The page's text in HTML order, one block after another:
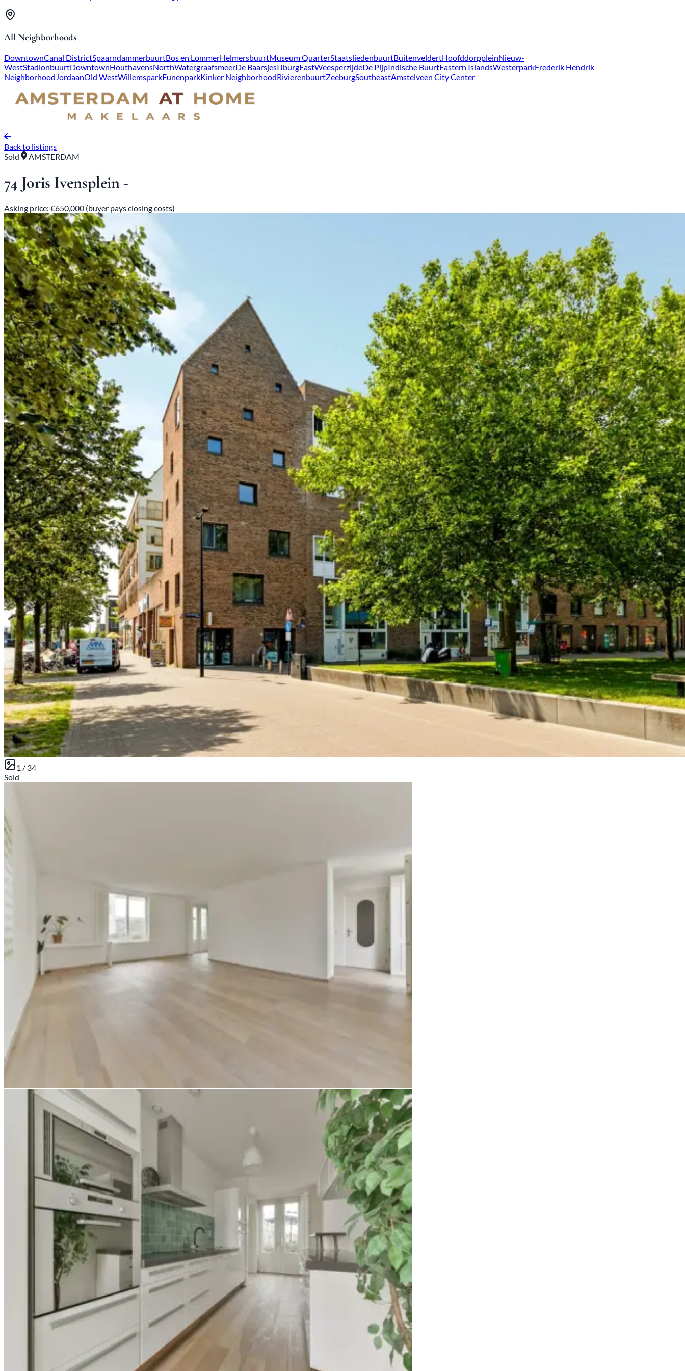
All Neighborhoods
DowntownCanal DistrictSpaarndammerbuurtBos en LommerHelmersbuurtMuseum QuarterStaatsliedenbuurtBuitenveldertHoofddorppleinNieuw-
WestStadionbuurtDowntownHouthavensNorthWatergraafsmeerDe BaarsjesIJburgEastWeesperzijdeDe PijpIndische BuurtEastern IslandsWesterparkFrederik Hendrik
NeighborhoodJordaanOld WestWillemsparkFunenparkKinker NeighborhoodRivierenbuurtZeeburgSoutheastAmstelveen City Center
Back to listings
Sold
AMSTERDAM
74 Joris Ivensplein -
Asking price: €650,000 (buyer pays closing costs)
1 / 34
Sold